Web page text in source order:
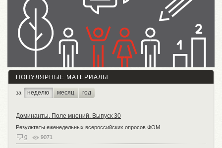
ПОПУЛЯРНЫЕ МАТЕРИАЛЫ
за неделю месяц год
Доминанты. Поле мнений. Выпуск 30
Результаты еженедельных всероссийских опросов ФОМ
0
9071